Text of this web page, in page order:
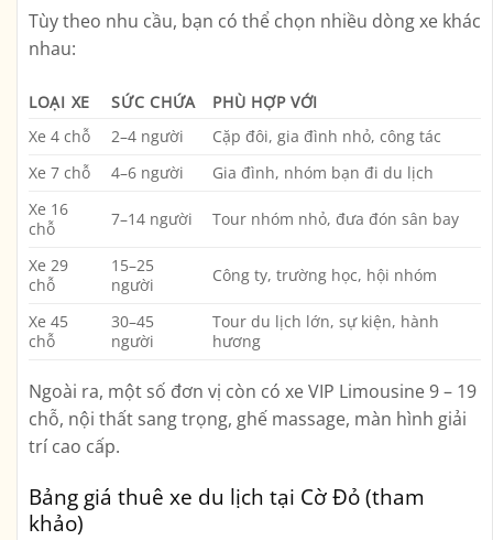
Tùy theo nhu cầu, bạn có thể chọn nhiều dòng xe khác
nhau:
LOẠI XE SỨC CHỨA
PHÙ HỢP VỚI
Xe 4 chỗ
2–4 người
Cặp đôi, gia đình nhỏ, công tác
Xe 7 chỗ
4–6 người
Gia đình, nhóm bạn đi du lịch
Xe 16
chỗ
7–14 người Tour nhóm nhỏ, đưa đón sân bay
Xe 29
chỗ
15–25
người
Công ty, trường học, hội nhóm
Xe 45
chỗ
30–45
người
Tour du lịch lớn, sự kiện, hành
hương
Ngoài ra, một số đơn vị còn có xe VIP Limousine9 – 19
chỗ, nội thất sang trọng, ghế massage, màn hình giải
trí cao cấp.
Bảng giá thuê xe du lịch tại Cờ Đỏ (tham
khảo)